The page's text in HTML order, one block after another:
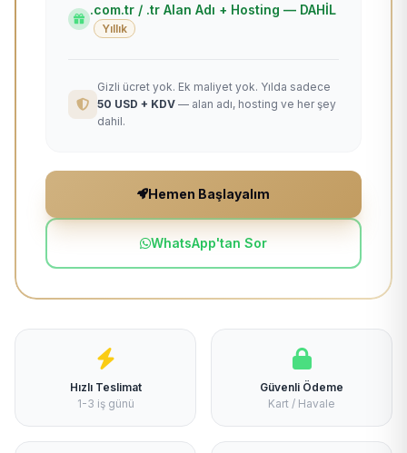
.com.tr / .tr Alan Adı + Hosting — DAHİL
Yıllık
Gizli ücret yok. Ek maliyet yok. Yılda sadece
50 USD + KDV — alan adı, hosting ve her şey
dahil.
Hemen Başlayalım
WhatsApp'tan Sor
Hızlı Teslimat
1-3 iş günü
Güvenli Ödeme
Kart / Havale